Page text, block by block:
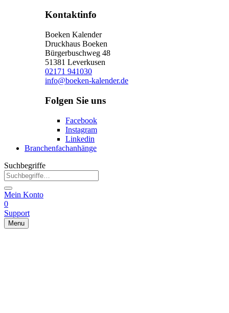
Kontaktinfo
Boeken Kalender
Druckhaus Boeken
Bürgerbuschweg 48
51381 Leverkusen
02171 941030
info@boeken-kalender.de
Folgen Sie uns
Facebook
Instagram
Linkedin
Branchenfachanhänge
Suchbegriffe
Mein Konto
0
Support
Menu